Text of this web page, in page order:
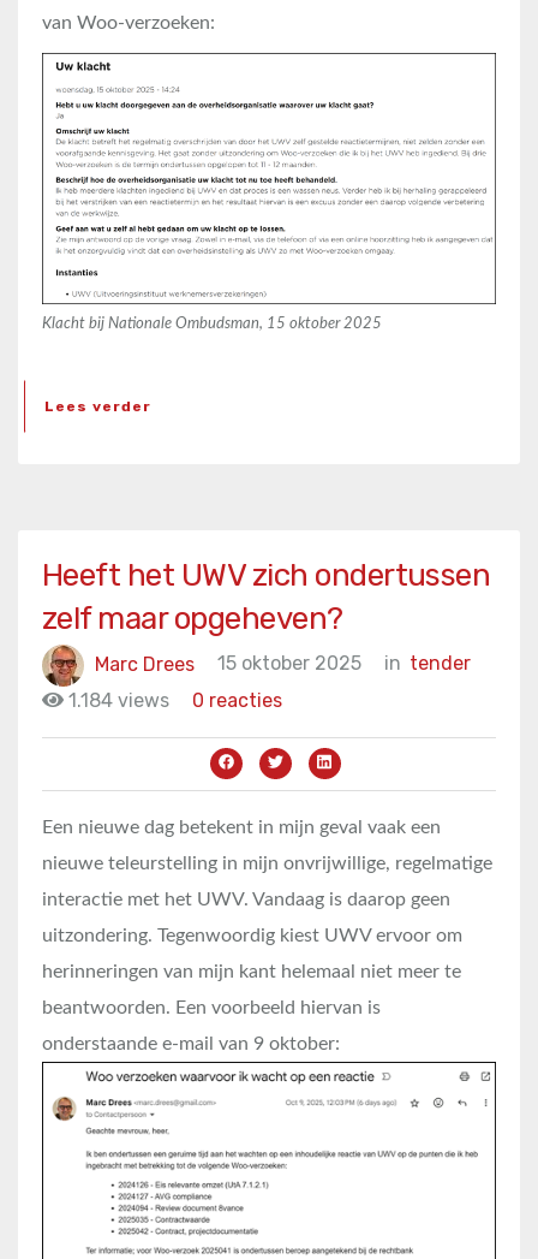
van Woo-verzoeken:
Klacht bij Nationale Ombudsman, 15 oktober 2025
Lees verder
Heeft het UWV zich ondertussen
zelf maar opgeheven?
Marc Drees 15 oktober 2025 in tender
1.184 views
0 reacties
Een nieuwe dag betekent in mijn geval vaak een
nieuwe teleurstelling in mijn onvrijwillige, regelmatige
interactie met het UWV. Vandaag is daarop geen
uitzondering. Tegenwoordig kiest UWV ervoor om
herinneringen van mijn kant helemaal niet meer te
beantwoorden. Een voorbeeld hiervan is
onderstaande e-mail van 9 oktober: